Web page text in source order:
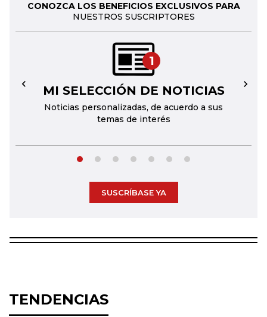
CONOZCA LOS BENEFICIOS EXCLUSIVOS PARA
NUESTROS SUSCRIPTORES
1
MI SELECCIÓN DE NOTICIAS
Noticias personalizadas, de acuerdo a sus
temas de interés
← →
SUSCRÍBASE YA
TENDENCIAS